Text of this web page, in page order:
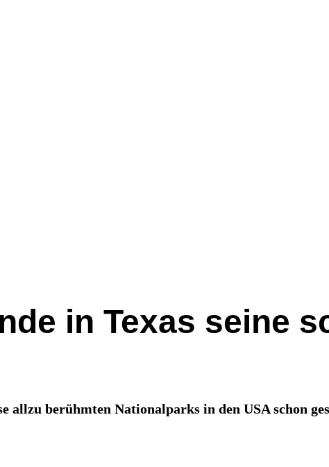
in Texas seine
allzu berühmten Nationalparks in den USA schon